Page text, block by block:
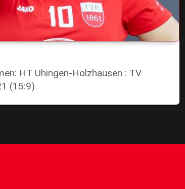
HT Uhingen-Holzhausen : TV
(15:9)